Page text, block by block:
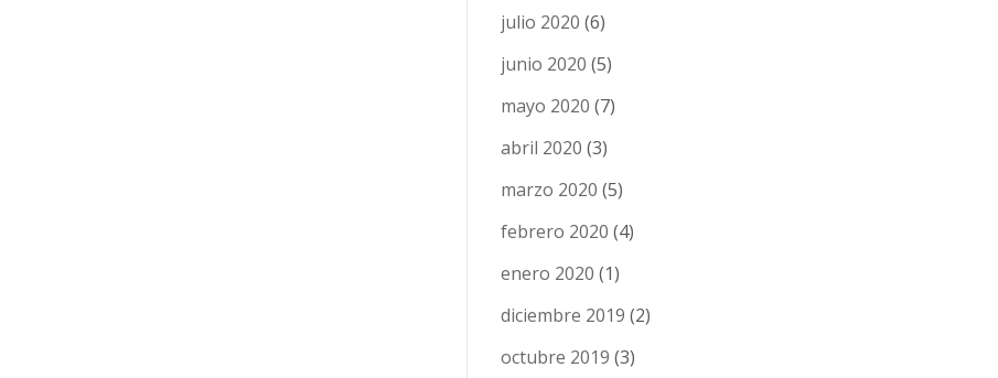
julio 2020 (6)
junio 2020 (5)
mayo 2020 (7)
abril 2020 (3)
marzo 2020 (5)
febrero 2020 (4)
enero 2020 (1)
diciembre 2019 (2)
octubre 2019 (3)